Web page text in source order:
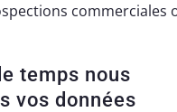
commerciales
temps nous
vos données